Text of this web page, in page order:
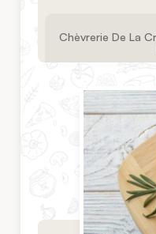
Chèvrerie De La